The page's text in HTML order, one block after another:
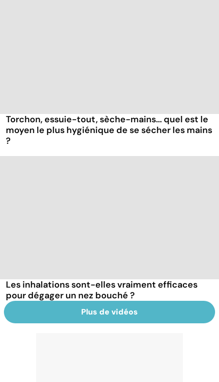
Torchon, essuie-tout, sèche-mains... quel est le
moyen le plus hygiénique de se sécher les mains
?
Les inhalations sont-elles vraiment efficaces
pour dégager un nez bouché ?
Plus de vidéos